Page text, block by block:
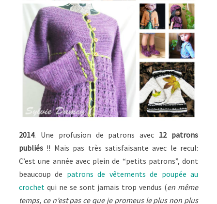
2014. Une profusion de patrons avec 12 patrons
publiés !! Mais pas très satisfaisante avec le recul:
C’est une année avec plein de “petits patrons”, dont
beaucoup de patrons de vêtements de poupée au
crochet qui ne se sont jamais trop vendus (en même
temps, ce n’est pas ce que je promeus le plus non plus